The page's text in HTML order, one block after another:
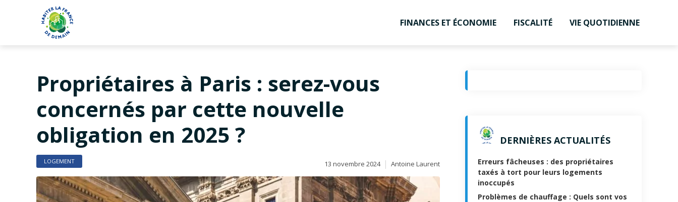
FINANCES ET ÉCONOMIE FISCALITÉ VIE QUOTIDIENNE
Propriétaires à Paris : serez-vous
concernés par cette nouvelle
obligation en 2025 ?
LOGEMENT 13 novembre 2024 Antoine Laurent
DERNIÈRES ACTUALITÉS
Erreurs fâcheuses : des propriétaires
taxés à tort pour leurs logements
inoccupés
Problèmes de chauffage : Quels sont vos